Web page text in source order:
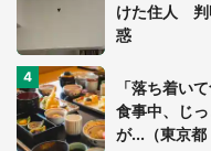
けた住人 判
惑
「落ち着い
食事中、じ
が...（東京都